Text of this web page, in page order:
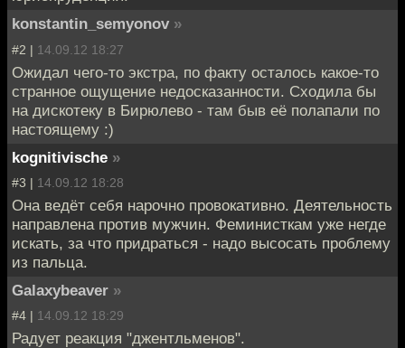
konstantin_semyonov »
#2 | 14.09.12 18:27
Ожидал чего-то экстра, по факту осталось какое-то
странное ощущение недосказанности. Сходила бы
на дискотеку в Бирюлево - там быв её полапали по
настоящему :)
kognitivische »
#3 | 14.09.12 18:28
Она ведёт себя нарочно провокативно. Деятельность
направлена против мужчин. Феминисткам уже негде
искать, за что придраться - надо высосать проблему
из пальца.
Galaxybeaver »
#4 | 14.09.12 18:29
Радует реакция "джентльменов".